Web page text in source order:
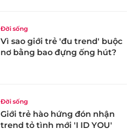
Đời sống
Vì sao giới trẻ 'đu trend' buộc
nơ bằng bao đựng ống hút?
Đời sống
Giới trẻ hào hứng đón nhận
trend tỏ tình mới 'I ID YOU'